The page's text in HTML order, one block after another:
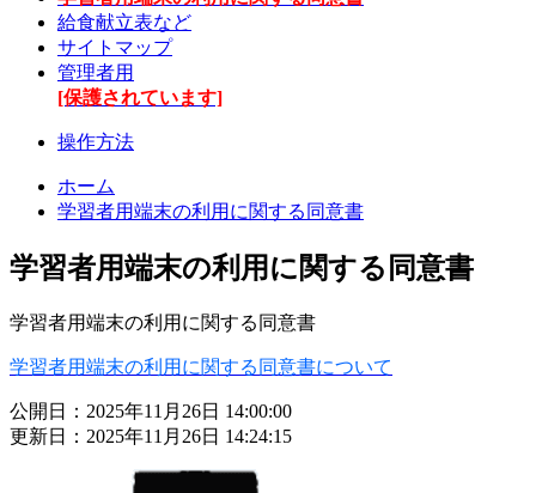
給食献立表など
サイトマップ
管理者用
[保護されています]
操作方法
ホーム
学習者用端末の利用に関する同意書
学習者用端末の利用に関する同意書
学習者用端末の利用に関する同意書
学習者用端末の利用に関する同意書について
公開日：2025年11月26日 14:00:00
更新日：2025年11月26日 14:24:15